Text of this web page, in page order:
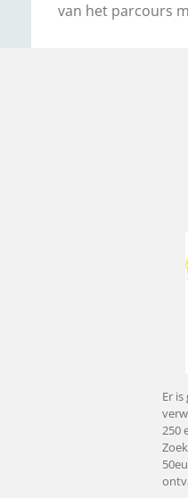
van het parcours
Er
250